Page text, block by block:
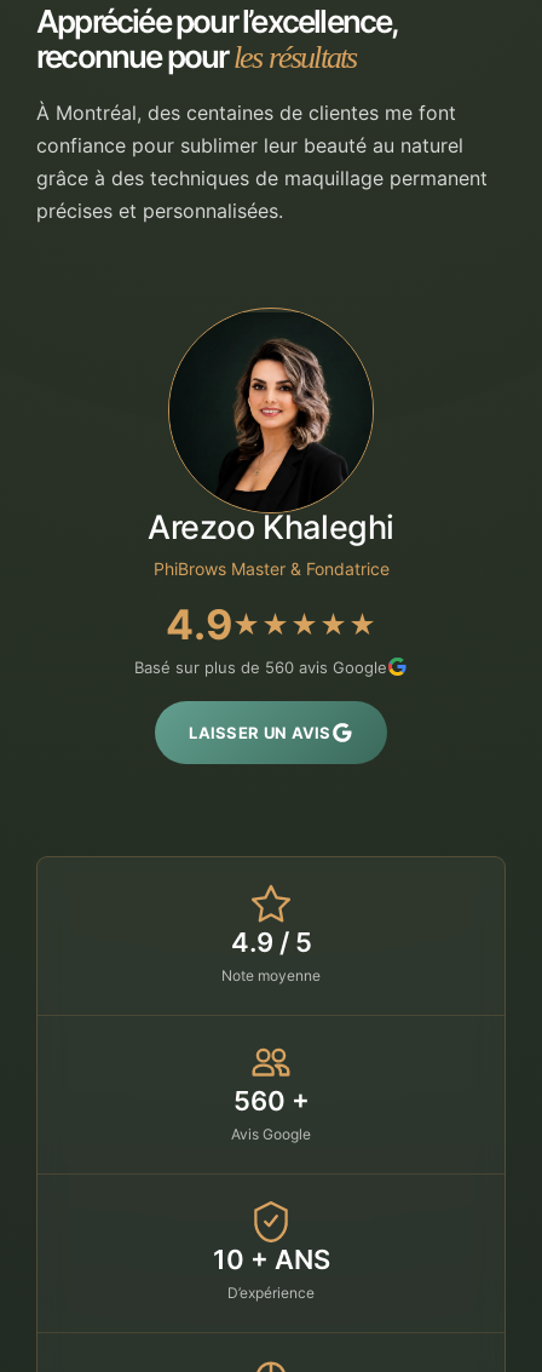
Appréciée pour l’excellence,
reconnue pourles résultats
À Montréal, des centaines de clientes me font
confiance pour sublimer leur beauté au naturel
grâce à des techniques de maquillage permanent
précises et personnalisées.
Arezoo Khaleghi
PhiBrows Master & Fondatrice
4.9★★★★★
Basé sur plus de 560 avis Google
LAISSER UN AVIS
4.9 / 5
Note moyenne
560 +
Avis Google
10 + ANS
D’expérience